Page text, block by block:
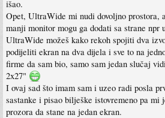
išao.
Opet, UltraWide mi nudi dovoljno prostora,
manji monitor mogu ga dodati sa strane npr
UltraWide možeš kako rekoh spojiti dva
podijeliti ekran na dva dijela i sve to na
firme da sam bio, samo sam jedan slučaj
2x27"
I ovaj sad što imam sam i uzeo radi posla
sastanke i pisao bilješke istovremeno pa mi
prozora da stane na jedan ekran.